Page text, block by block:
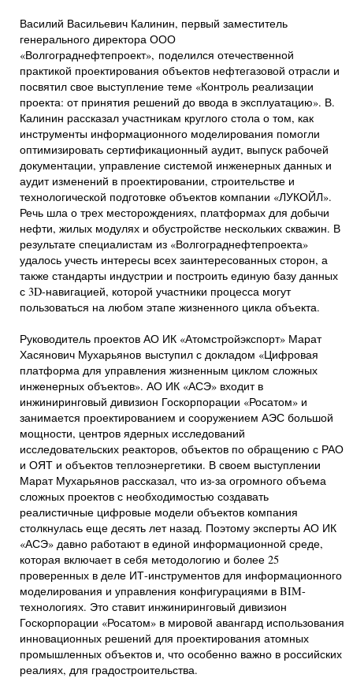
Василий Васильевич Калинин, первый заместитель
генерального директора ООО
«Волгограднефтепроект», поделился отечественной
практикой проектирования объектов нефтегазовой отрасли и
посвятил свое выступление теме «Контроль реализации
проекта: от принятия решений до ввода в эксплуатацию». В.
Калинин рассказал участникам круглого стола о том, как
инструменты информационного моделирования помогли
оптимизировать сертификационный аудит, выпуск рабочей
документации, управление системой инженерных данных и
аудит изменений в проектировании, строительстве и
технологической подготовке объектов компании «ЛУКОЙЛ».
Речь шла о трех месторождениях, платформах для добычи
нефти, жилых модулях и обустройстве нескольких скважин. В
результате специалистам из «Волгограднефтепроекта»
удалось учесть интересы всех заинтересованных сторон, а
также стандарты индустрии и построить единую базу данных
с 3D-навигацией, которой участники процесса могут
пользоваться на любом этапе жизненного цикла объекта.
Руководитель проектов АО ИК «Атомстройэкспорт» Марат
Хасянович Мухарьянов выступил с докладом «Цифровая
платформа для управления жизненным циклом сложных
инженерных объектов». АО ИК «АСЭ» входит в
инжиниринговый дивизион Госкорпорации «Росатом» и
занимается проектированием и сооружением АЭС большой
мощности, центров ядерных исследований
исследовательских реакторов, объектов по обращению с РАО
и ОЯТ и объектов теплоэнергетики. В своем выступлении
Марат Мухарьянов рассказал, что из-за огромного объема
сложных проектов с необходимостью создавать
реалистичные цифровые модели объектов компания
столкнулась еще десять лет назад. Поэтому эксперты АО ИК
«АСЭ» давно работают в единой информационной среде,
которая включает в себя методологию и более 25
проверенных в деле ИТ-инструментов для информационного
моделирования и управления конфигурациями в BIM-
технологиях. Это ставит инжиниринговый дивизион
Госкорпорации «Росатом» в мировой авангард использования
инновационных решений для проектирования атомных
промышленных объектов и, что особенно важно в российских
реалиях, для градостроительства.